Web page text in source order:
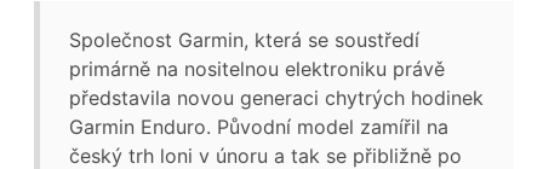
Společnost Garmin, která se soustředí
primárně na nositelnou elektroniku právě
představila novou generaci chytrých hodinek
Garmin Enduro. Původní model zamířil na
český trh loni v únoru a tak se přibližně po